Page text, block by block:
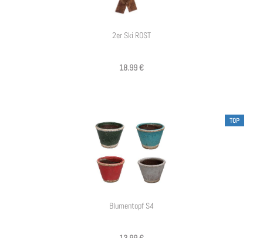
2er Ski ROST
18.99 €
TOP
Blumentopf S4